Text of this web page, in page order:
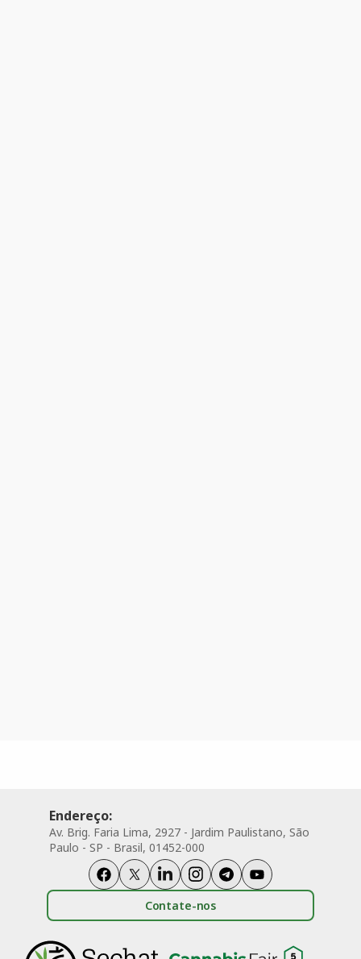
Endereço:
Av. Brig. Faria Lima, 2927 - Jardim Paulistano, São
Paulo - SP - Brasil, 01452-000
Contate-nos